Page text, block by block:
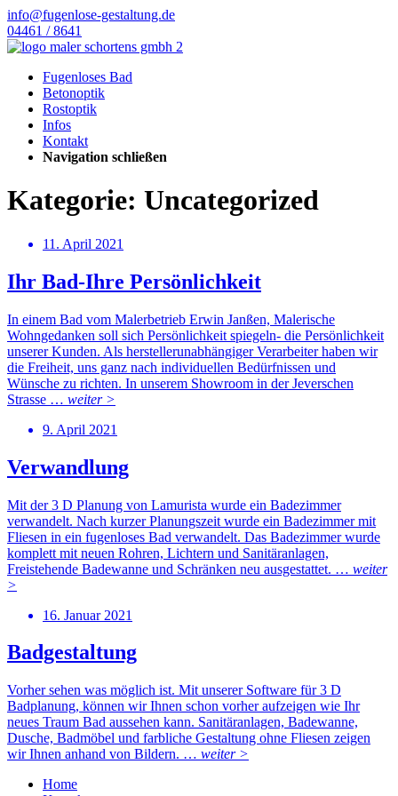
info@fugenlose-gestaltung.de
04461 / 8641
Fugenloses Bad
Betonoptik
Rostoptik
Infos
Kontakt
Navigation schließen
Kategorie: Uncategorized
11. April 2021
Ihr Bad-Ihre Persönlichkeit
In einem Bad vom Malerbetrieb Erwin Janßen, Malerische
Wohngedanken soll sich Persönlichkeit spiegeln- die Persönlichkeit
unserer Kunden. Als herstellerunabhängiger Verarbeiter haben wir
die Freiheit, uns ganz nach individuellen Bedürfnissen und
Wünsche zu richten. In unserem Showroom in der Jeverschen
Strasse … weiter >
9. April 2021
Verwandlung
Mit der 3 D Planung von Lamurista wurde ein Badezimmer
verwandelt. Nach kurzer Planungszeit wurde ein Badezimmer mit
Fliesen in ein fugenloses Bad verwandelt. Das Badezimmer wurde
komplett mit neuen Rohren, Lichtern und Sanitäranlagen,
Freistehende Badewanne und Schränken neu ausgestattet. … weiter
>
16. Januar 2021
Badgestaltung
Vorher sehen was möglich ist. Mit unserer Software für 3 D
Badplanung, können wir Ihnen schon vorher aufzeigen wie Ihr
neues Traum Bad aussehen kann. Sanitäranlagen, Badewanne,
Dusche, Badmöbel und farbliche Gestaltung ohne Fliesen zeigen
wir Ihnen anhand von Bildern. … weiter >
Home